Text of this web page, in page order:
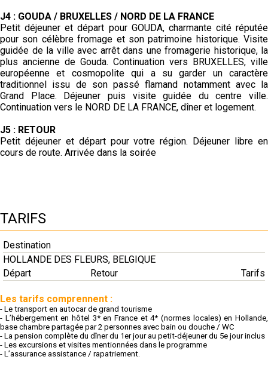
J4 : GOUDA / BRUXELLES / NORD DE LA FRANCE
Petit déjeuner et départ pour GOUDA, charmante cité réputée
pour son célèbre fromage et son patrimoine historique. Visite
guidée de la ville avec arrêt dans une fromagerie historique, la
plus ancienne de Gouda. Continuation vers BRUXELLES, ville
européenne et cosmopolite qui a su garder un caractère
traditionnel issu de son passé flamand notamment avec la
Grand Place. Déjeuner puis visite guidée du centre ville.
Continuation vers le NORD DE LA FRANCE, dîner et logement.
J5 : RETOUR
Petit déjeuner et départ pour votre région. Déjeuner libre en
cours de route. Arrivée dans la soirée
TARIFS
Destination
HOLLANDE DES FLEURS, BELGIQUE
Départ
Retour Tarifs
Les tarifs comprennent :
- Le transport en autocar de grand tourisme
- L’hébergement en hôtel 3* en France et 4* (normes locales)en Hollande,
base chambre partagée par 2 personnes avec bain ou douche / WC
- La pension complète du dîner du 1er jour au petit-déjeunerdu 5e jour inclus
- Les excursions et visites mentionnées dans le programme
- L’assurance assistance / rapatriement.